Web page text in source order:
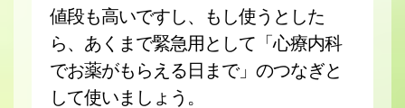
値段も高いですし、もし使うとした
ら、あくまで緊急用として「心療内科
でお薬がもらえる日まで」のつなぎと
して使いましょう。